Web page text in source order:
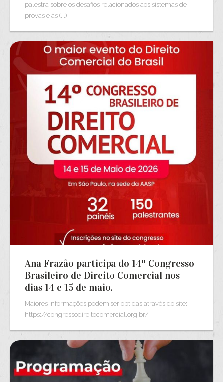
palestra sobre os desafios relacionados aos sistemas de
provas e às (...)
Ana Frazão participa do 14º Congresso
Brasileiro de Direito Comercial nos
dias 14 e 15 de maio.
Maiores informações podem ser obtidas através do site:
https://congressodireitocomercial.org.br/